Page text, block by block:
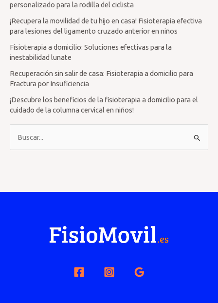
personalizado para la rodilla del ciclista
¡Recupera la movilidad de tu hijo en casa! Fisioterapia efectiva
para lesiones del ligamento cruzado anterior en niños
Fisioterapia a domicilio: Soluciones efectivas para la
inestabilidad lunate
Recuperación sin salir de casa: Fisioterapia a domicilio para
Fractura por Insuficiencia
¡Descubre los beneficios de la fisioterapia a domicilio para el
cuidado de la columna cervical en niños!